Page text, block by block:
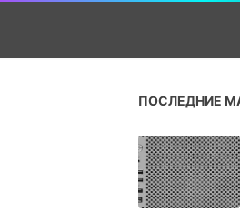
ПОСЛЕДНИЕ